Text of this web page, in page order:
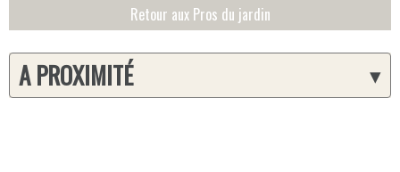
Retour aux Pros du jardin
▾
A PROXIMITÉ